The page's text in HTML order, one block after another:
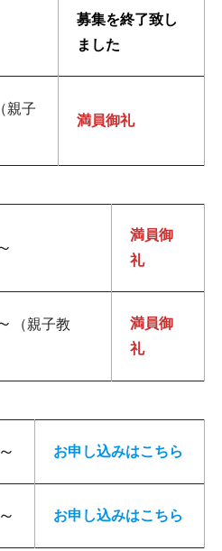
募集を終了致し
ました
（親子
満員御礼
満員御
礼
（親子教
満員御
礼
お申し込みはこちら
お申し込みはこちら